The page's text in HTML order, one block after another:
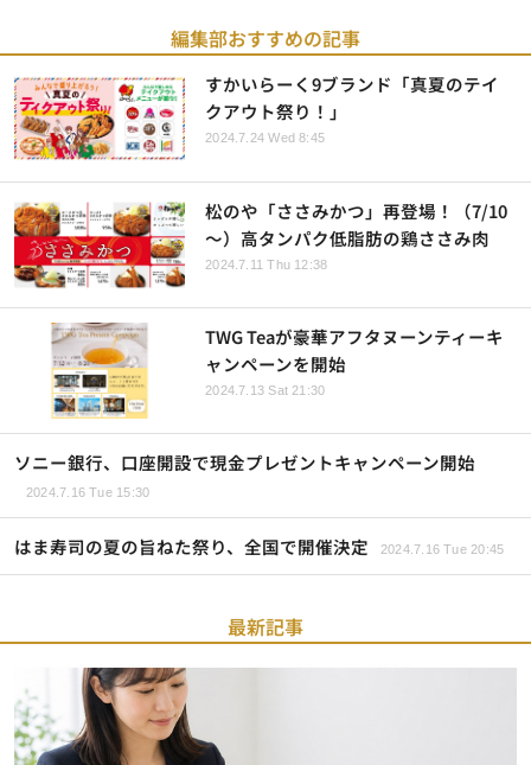
編集部おすすめの記事
すかいらーく9ブランド「真夏のテイ
クアウト祭り！」
2024.7.24 Wed 8:45
松のや「ささみかつ」再登場！（7/10
～）高タンパク低脂肪の鶏ささみ肉
2024.7.11 Thu 12:38
TWG Teaが豪華アフタヌーンティーキ
ャンペーンを開始
2024.7.13 Sat 21:30
ソニー銀行、口座開設で現金プレゼントキャンペーン開始
2024.7.16 Tue 15:30
はま寿司の夏の旨ねた祭り、全国で開催決定 2024.7.16 Tue 20:45
最新記事